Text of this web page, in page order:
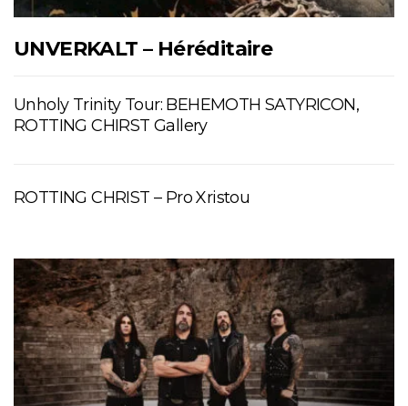
UNVERKALT – Héréditaire
Unholy Trinity Tour: BEHEMOTH SATYRICON,
ROTTING CHIRST Gallery
ROTTING CHRIST – Pro Xristou